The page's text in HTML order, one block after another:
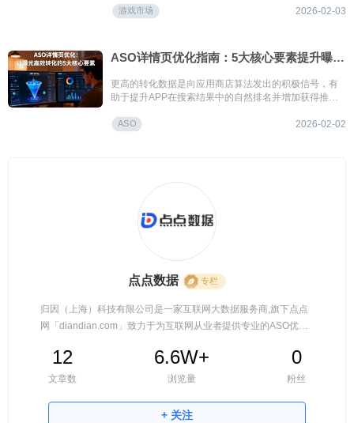
受到区域政策环境、渠道生态演变及产品创新节奏等多
游戏市场 2026-02-03
ASO详情页优化指南：5大核心要素提升曝光转化率 | 实操方法
更高的转化数据是向应用商店算法发出的积极信号，有
助于提升APP在搜索结果中的自然排名并增加获得推荐
光→进一步优化”的可持续增长循环；
ASO 2026-02-02
点点数据 专栏
归因（上海）科技有限公司是一家互联网大数据服务商,旗下点点
网「diandian.com」致力于为互联网从业者提供专业的ASO优
12
文章数
6.6W+
浏览量
0
粉丝
+ 关注